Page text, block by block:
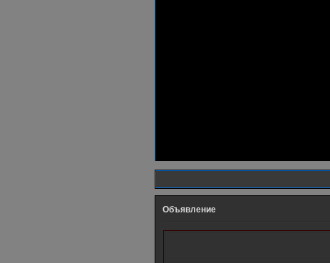
Объявление